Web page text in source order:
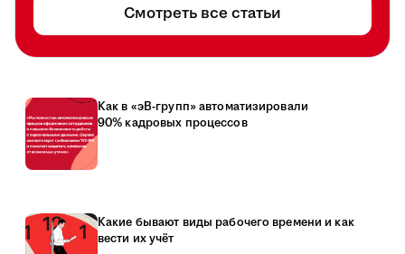
Смотреть все статьи
Как в «эВ-групп» автоматизировали
90% кадровых процессов
Какие бывают виды рабочего времени и как
вести их учёт